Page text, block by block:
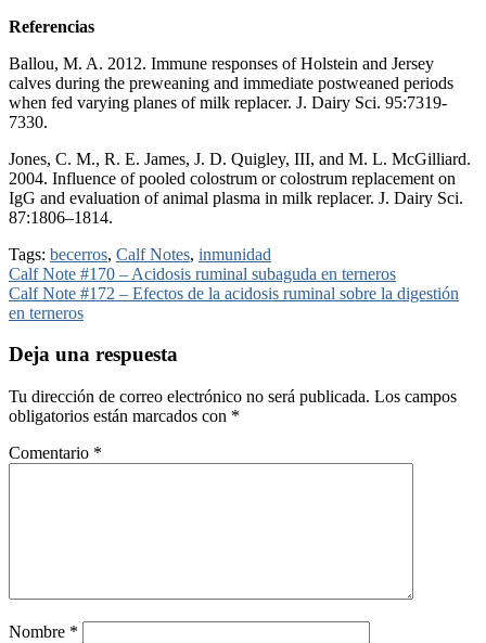
Referencias
Ballou, M. A. 2012. Immune responses of Holstein and Jersey
calves during the preweaning and immediate postweaned periods
when fed varying planes of milk replacer. J. Dairy Sci. 95:7319-
7330.
Jones, C. M., R. E. James, J. D. Quigley, III, and M. L. McGilliard.
2004. Influence of pooled colostrum or colostrum replacement on
IgG and evaluation of animal plasma in milk replacer. J. Dairy Sci.
87:1806–1814.
Tags: becerros, Calf Notes, inmunidad
Navegación
de
Calf Note #170 – Acidosis ruminal subaguda en terneros
Calf Note #172 – Efectos de la acidosis ruminal sobre la digestión
en terneros
Deja una respuesta
Tu dirección de correo electrónico no será publicada. Los campos
obligatorios están marcados con *
Comentario *
Nombre *